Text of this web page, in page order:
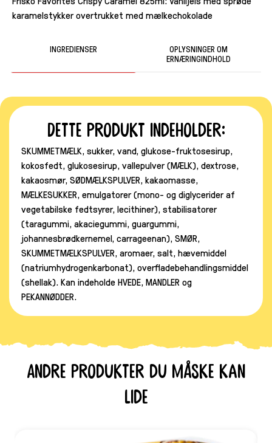
karamelstykker overtrukket med mælkechokolade
INGREDIENSER
OPLYSNINGER OM
ERNÆRINGINDHOLD
Dette produkt indeholder:
SKUMMETMÆLK, sukker, vand, glukose-fruktosesirup,
kokosfedt, glukosesirup, vallepulver (MÆLK), dextrose,
kakaosmør, SØDMÆLKSPULVER, kakaomasse,
MÆLKESUKKER, emulgatorer (mono- og diglycerider af
vegetabilske fedtsyrer, lecithiner), stabilisatorer
(taragummi, akaciegummi, guargummi,
johannesbrødkernemel, carrageenan), SMØR,
SKUMMETMÆLKSPULVER, aromaer, salt, hævemiddel
(natriumhydrogenkarbonat), overfladebehandlingsmiddel
(shellak). Kan indeholde HVEDE, MANDLER og
PEKANNØDDER.
Andre produkter du måske kan
lide